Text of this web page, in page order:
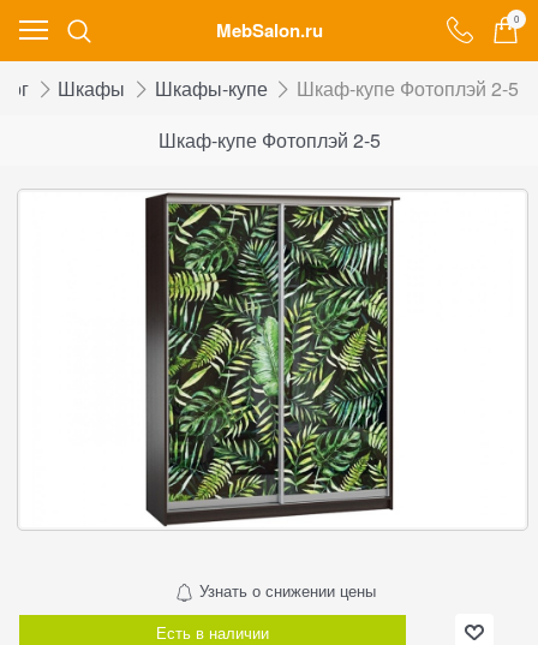
MebSalon.ru 0
Шкафы Шкафы-купе
Шкаф-купе Фотоплэй 2-5
Шкаф-купе Фотоплэй 2-5
Узнать о снижении цены
Есть в наличии